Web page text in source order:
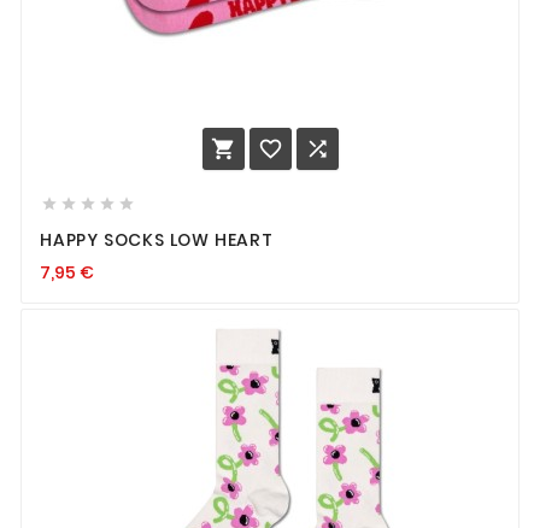
  
    
HAPPY SOCKS LOW HEART
7,95 €